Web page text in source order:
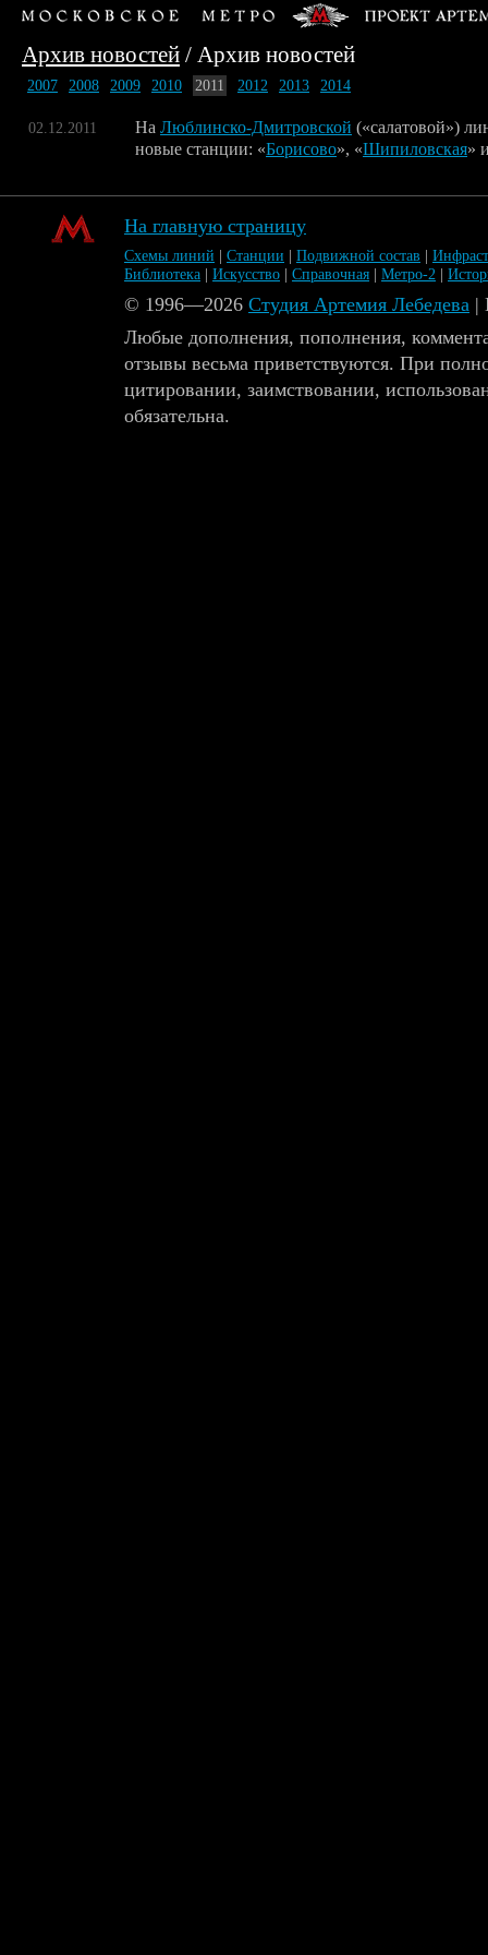
Архив новостей / Архив новостей
2007 2008 2009 2010 2011 2012 2013 2014
02.12.2011 На Люблинско-Дмитровской («салатовой»)
новые станции: «Борисово», «Шипиловская»
На главную страницу
Схемы линий Станции Подвижной состав
Библиотека
Искусство Справочная Метро-2
© 1996—2026 Студия Артемия Лебедева |
Любые дополнения, пополнения,
отзывы весьма приветствуются. При
цитировании, заимствовании,
обязательна.